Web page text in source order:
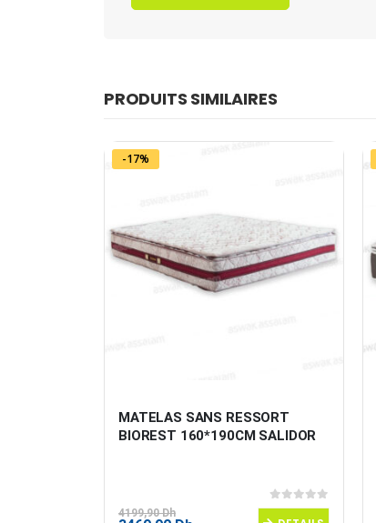
PRODUITS SIMILAIRES
-17%
MATELAS SANS RESSORT
BIOREST 160*190CM SALIDOR
0sur 5
4199,90Dh